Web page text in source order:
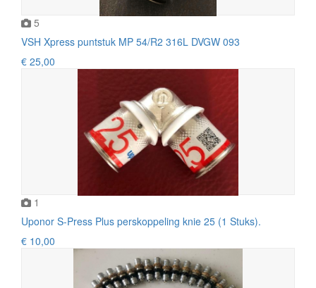
5
VSH Xpress puntstuk MP 54/R2 316L DVGW 093
€ 25,00
1
Uponor S-Press Plus perskoppeling knie 25 (1 Stuks).
€ 10,00